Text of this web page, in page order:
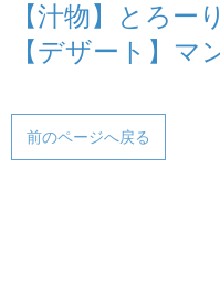
【汁物】とろー
【デザート】マ
前のページへ戻る